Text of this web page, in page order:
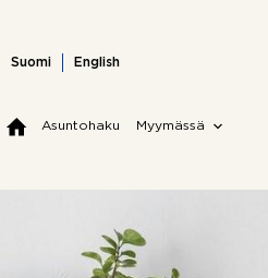
content
Suomi English
Asuntohaku Myymässä